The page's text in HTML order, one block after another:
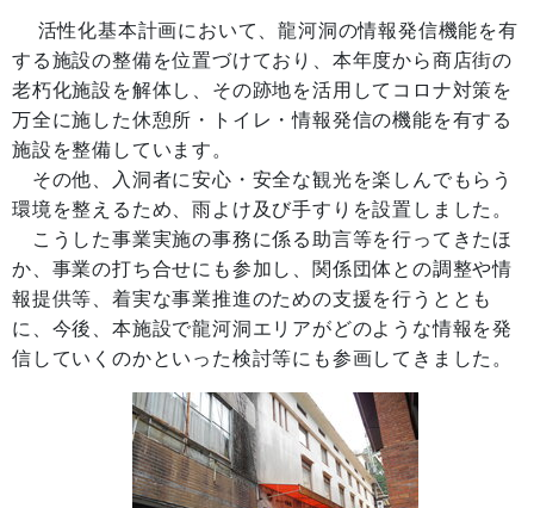
活性化基本計画において、龍河洞の情報発信機能を有
する施設の整備を位置づけており、本年度から商店街の
老朽化施設を解体し、その跡地を活用してコロナ対策を
万全に施した休憩所・トイレ・情報発信の機能を有する
施設を整備しています。
その他、入洞者に安心・安全な観光を楽しんでもらう
環境を整えるため、雨よけ及び手すりを設置しました。
こうした事業実施の事務に係る助言等を行ってきたほ
か、事業の打ち合せにも参加し、関係団体との調整や情
報提供等、着実な事業推進のための支援を行うととも
に、今後、本施設で龍河洞エリアがどのような情報を発
信していくのかといった検討等にも参画してきました。